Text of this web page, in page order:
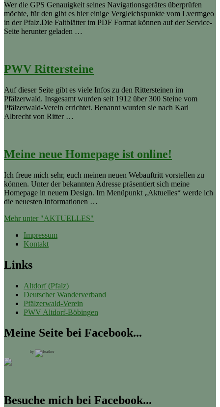
Wer die GPS Genauigkeit seines Navigationsgerätes überprüfen
möchte, für den gibt es hier einige Vergleichspunkte vom Lvermgeo
in der Pfalz.Die Faltblätter im PDF Format können auf der Service-
Seite herunter geladen …
PWV Rittersteine
Auf dieser Seite gibt es viele Infos zu den Rittersteinen im
Pfälzerwald. Insgesamt wurden seit 1912 über 300 Steine vom
Pfälzerwald-Verein errichtet. Benannt wurden sie nach Karl
Albrecht von Ritter …
Meine neue Homepage ist online!
Ich freue mich sehr, euch meinen neuen Webauftritt vorstellen zu
können. Unter der bekannten Adresse präsentiert sich meine
Homepage in neuem Design. Im Menüpunkt „Aktuelles“ werde ich
die neuesten Informationen …
Mehr unter "AKTUELLES"
Impressum
Kontakt
Links
Altdorf (Pfalz)
Deutscher Wanderverband
Pfälzerwald-Verein
PWV Altdorf-Böbingen
Meine Seite bei Facebook...
by
Besuche mich bei Facebook...